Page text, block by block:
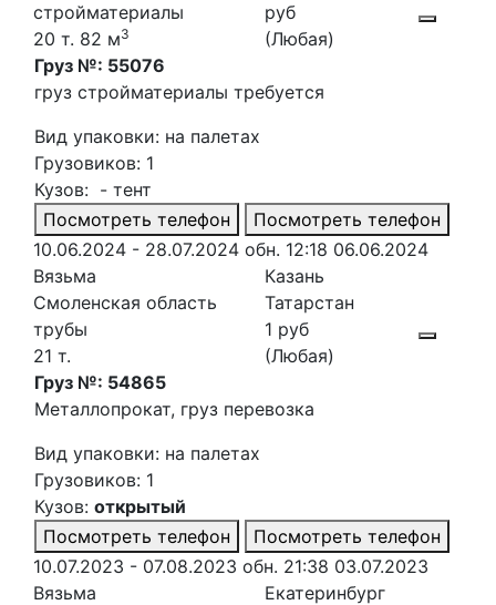
стройматериалы
20 т. 82 м3
руб
(Любая)
Груз №: 55076
груз стройматериалы требуется
Вид упаковки: на палетах
Грузовиков: 1
Кузов: - тент
Посмотреть телефон
Посмотреть телефон
10.06.2024 - 28.07.2024 обн. 12:18 06.06.2024
Вязьма
Смоленская область
Казань
Татарстан
трубы
21 т.
1 руб
(Любая)
Груз №: 54865
Металлопрокат, груз перевозка
Вид упаковки: на палетах
Грузовиков: 1
Кузов: открытый
Посмотреть телефон
Посмотреть телефон
10.07.2023 - 07.08.2023 обн. 21:38 03.07.2023
Вязьма
Екатеринбург